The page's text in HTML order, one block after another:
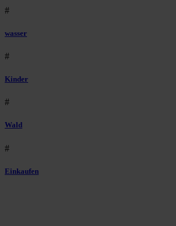
#
wasser
#
Kinder
#
Wald
#
Einkaufen